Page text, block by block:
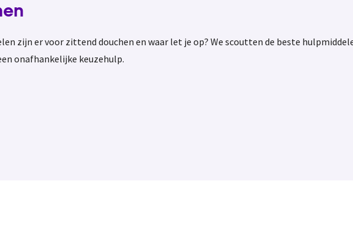
zijn er voor zittend douchen en waar let je op? We scoutten de beste
onafhankelijke keuzehulp.